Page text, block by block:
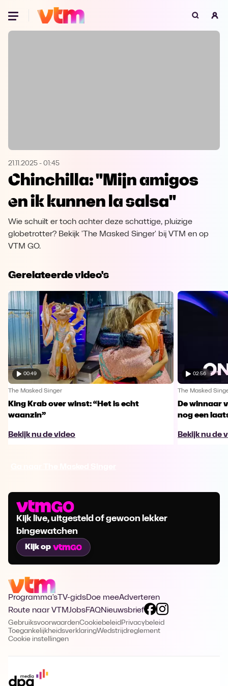
Oeps, browser niet ondersteund
Microsoft Edge Download
Opera Download
21.11.2025 - 01:45
Chinchilla: "Mijn amigos
en ik kunnen la salsa"
Wie schuilt er toch achter deze schattige, pluizige
globetrotter? Bekijk 'The Masked Singer' bij VTM en op
VTM GO.
Gerelateerde video's
00:49
The Masked Singer
King Krab over winst: “Het is echt
waanzin”
Bekijk nu de video
02:56
The Masked
De winnaar
nog een
Bekijk nu de
Kijk live, uitgesteld of gewoon lekker
bingewatchen
Kijk op
Programma's TV-gidsDoe meeAdverteren
Route naar VTMJobsFAQNieuwsbrief
GebruiksvoorwaardenCookiebeleid Privacybeleid
ToegankelijkheidsverklaringWedstrijdreglement
Cookie instellingen